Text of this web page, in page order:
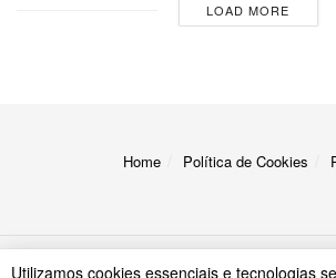
LOAD MORE
Home Política de Cookies
Utilizamos cookies essenciais e tecnologias